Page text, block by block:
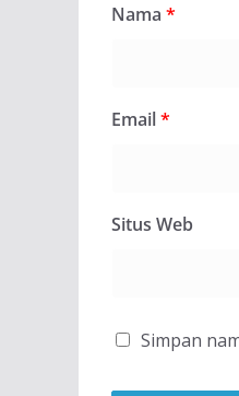
Nama *
Email*
Situs Web
Simpan